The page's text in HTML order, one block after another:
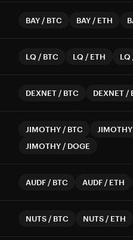
BAY / BTC BAY / ETH
LQ / BTC LQ / ETH LQ
DEXNET / BTC DEXNET /
JIMOTHY / BTC JIMOTHY
JIMOTHY / DOGE
AUDF / BTC AUDF / ETH
NUTS / BTC NUTS / ETH